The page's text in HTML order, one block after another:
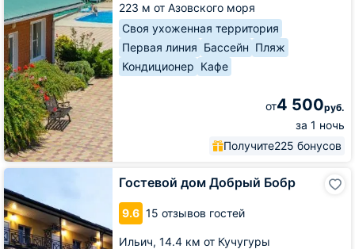
223 м от Азовского моря
Своя ухоженная территория
Первая линия Бассейн Пляж
Кондиционер Кафе
от4 500руб.
за 1 ночь
Получите225 бонусов
Гостевой дом Добрый Бобр
9.6 15 отзывов гостей
Ильич, 14.4 км от Кучугуры
Гостевой
дом
Добрый
Бобр